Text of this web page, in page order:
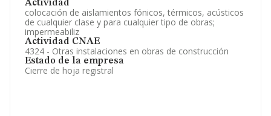
Actividad
colocación de aislamientos fónicos, térmicos, acústicos
de cualquier clase y para cualquier tipo de obras;
impermeabiliz
Actividad CNAE
4324 - Otras instalaciones en obras de construcción
Estado de la empresa
Cierre de hoja registral